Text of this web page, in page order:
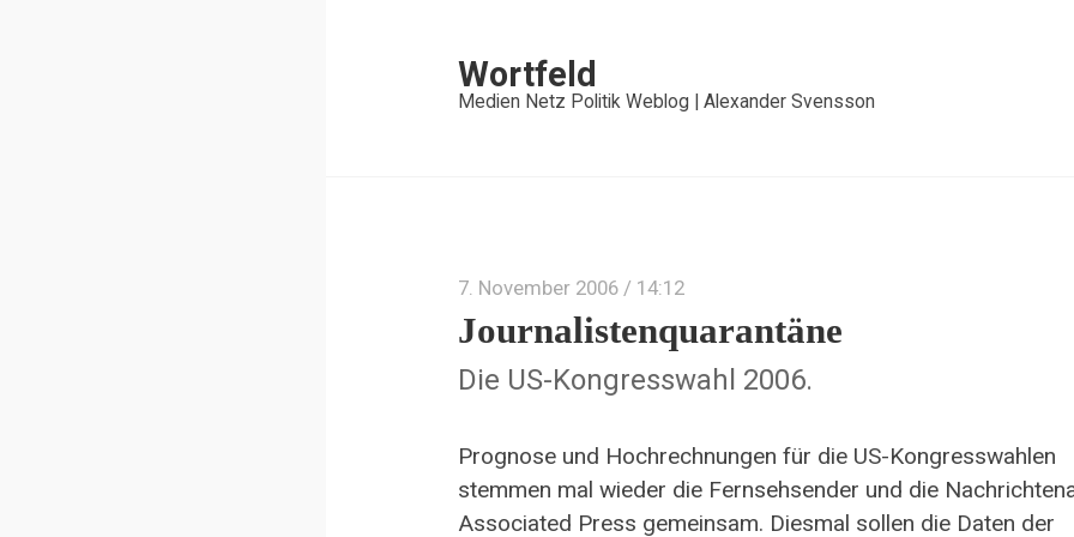
Wortfeld
Medien Netz Politik Weblog | Alexander Svensson
7. November 2006 / 14:12
Journalistenquarantäne
Die US-Kongresswahl 2006.
Prognose und Hochrechnungen für die US-Kongresswahlen
stemmen mal wieder die Fernsehsender und die
Associated Press gemeinsam. Diesmal sollen die Daten der